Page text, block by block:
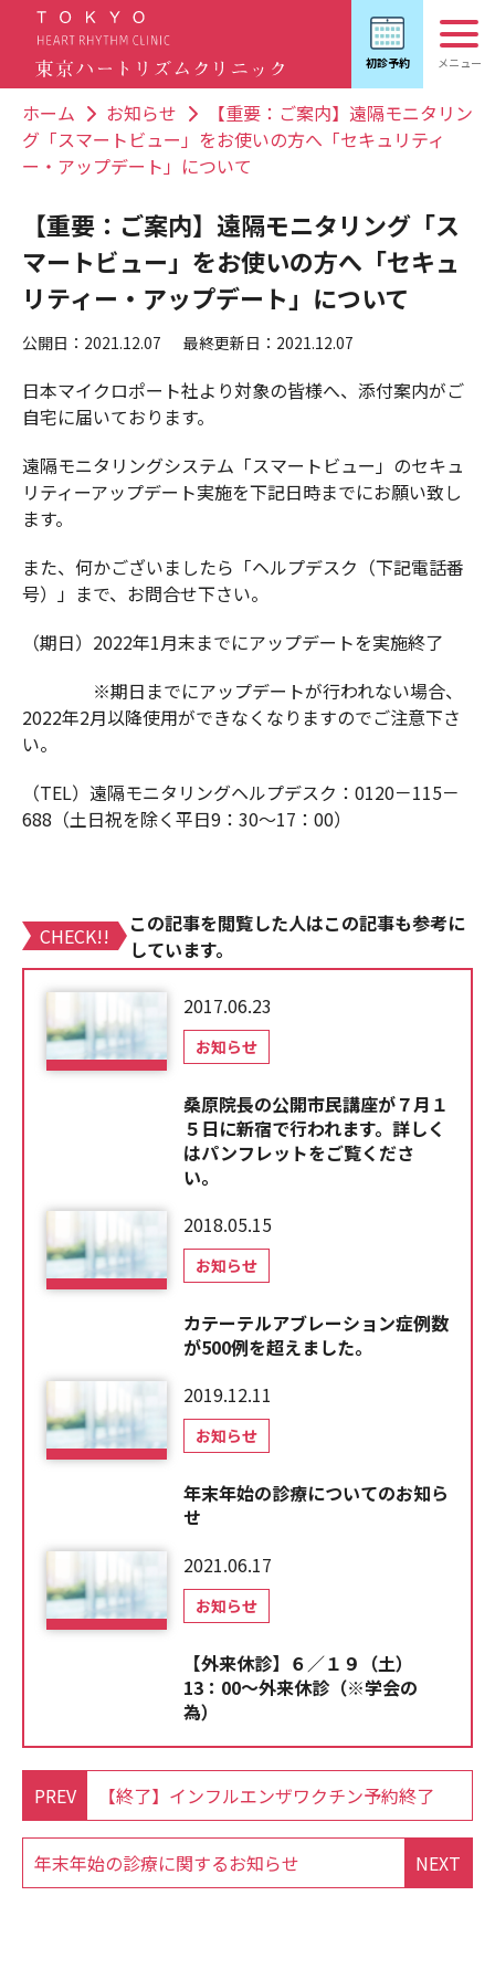
ホーム お知らせ
【重要：ご案内】遠隔モニタリン
グ「スマートビュー」をお使いの方へ「セキュリティ
ー・アップデート」について
【重要：ご案内】遠隔モニタリング「ス
マートビュー」をお使いの方へ「セキュ
リティー・アップデート」について
公開日：2021.12.07 最終更新日：2021.12.07
日本マイクロポート社より対象の皆様へ、添付案内がご
自宅に届いております。
遠隔モニタリングシステム「スマートビュー」のセキュ
リティーアップデート実施を下記日時までにお願い致し
ます。
また、何かございましたら「ヘルプデスク（下記電話番
号）」まで、お問合せ下さい。
（期日）2022年1月末までにアップデートを実施終了
※期日までにアップデートが行われない場合、
2022年2月以降使用ができなくなりますのでご注意下さ
い。
（TEL）遠隔モニタリングヘルプデスク：0120－115－
688（土日祝を除く平日9：30～17：00）
CHECK!!
この記事を閲覧した人はこの記事も参考に
しています。
2017.06.23
お知らせ
桑原院長の公開市民講座が７月１
５日に新宿で行われます。詳しく
はパンフレットをご覧くださ
い。
2018.05.15
お知らせ
カテーテルアブレーション症例数
が500例を超えました。
2019.12.11
お知らせ
年末年始の診療についてのお知ら
せ
2021.06.17
お知らせ
【外来休診】６／１９（土）
13：00～外来休診（※学会の
為）
PREV 【終了】インフルエンザワクチン予約終了
NEXT
年末年始の診療に関するお知らせ